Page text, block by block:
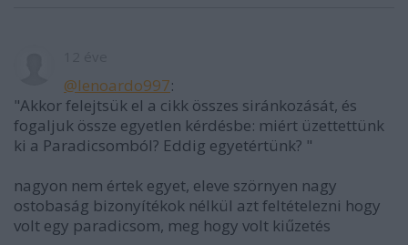
@lenoardo997:
"Akkor felejtsük el a cikk összes siránkozását, és
fogaljuk össze egyetlen kérdésbe: miért üzettettünk
ki a Paradicsomból? Eddig egyetértünk? "
nagyon nem értek egyet, eleve szörnyen nagy
ostobaság bizonyítékok nélkül azt feltételezni hogy
volt egy paradicsom, meg hogy volt kiűzetés